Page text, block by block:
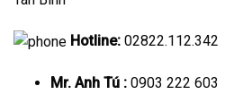
Hotline: 02822.112.342
Mr. Anh Tú :0903 222 603